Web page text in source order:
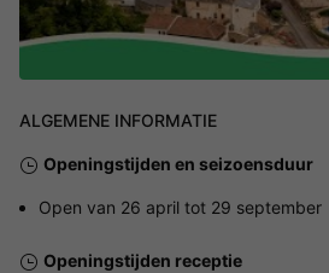
ALGEMENE INFORMATIE
Openingstijden en seizoensduur
Open van 26 april tot 29 september
Openingstijden receptie